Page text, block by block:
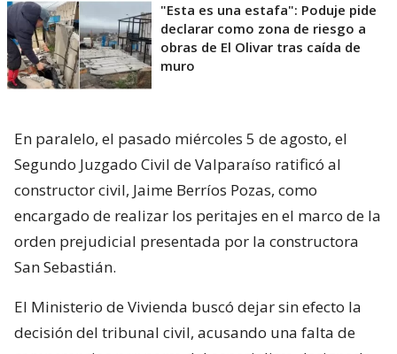
"Esta es una estafa": Poduje pide
declarar como zona de riesgo a
obras de El Olivar tras caída de
muro
En paralelo, el pasado miércoles 5 de agosto, el
Segundo Juzgado Civil de Valparaíso ratificó al
constructor civil, Jaime Berríos Pozas, como
encargado de realizar los peritajes en el marco de la
orden prejudicial presentada por la constructora
San Sebastián.
El Ministerio de Vivienda buscó dejar sin efecto la
decisión del tribunal civil, acusando una falta de